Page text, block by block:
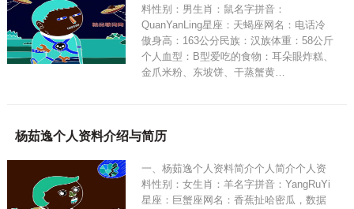
料性别：男生肖：鼠名字拼音：
QuanYanLing星座：天蝎座网名：电话冷
傲身高：163公分民族：汉族体重：58公斤
个人血型：B型爱吃的食物：耳朵眼炸糕、
金爪米粉、东坡饼、干蒸蟹黄…
杨茹逸个人资料介绍与简历
一、杨茹逸个人资料简介个人简介个人资
料性别：女生肖：羊名字拼音：YangRuYi
星座：巨蟹座网名：香蕉扯哈密瓜，数据